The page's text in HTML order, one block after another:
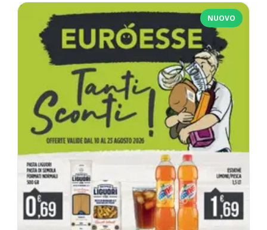
NUOVO